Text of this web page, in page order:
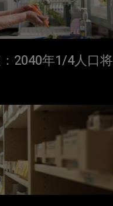
2040年1/4人口将